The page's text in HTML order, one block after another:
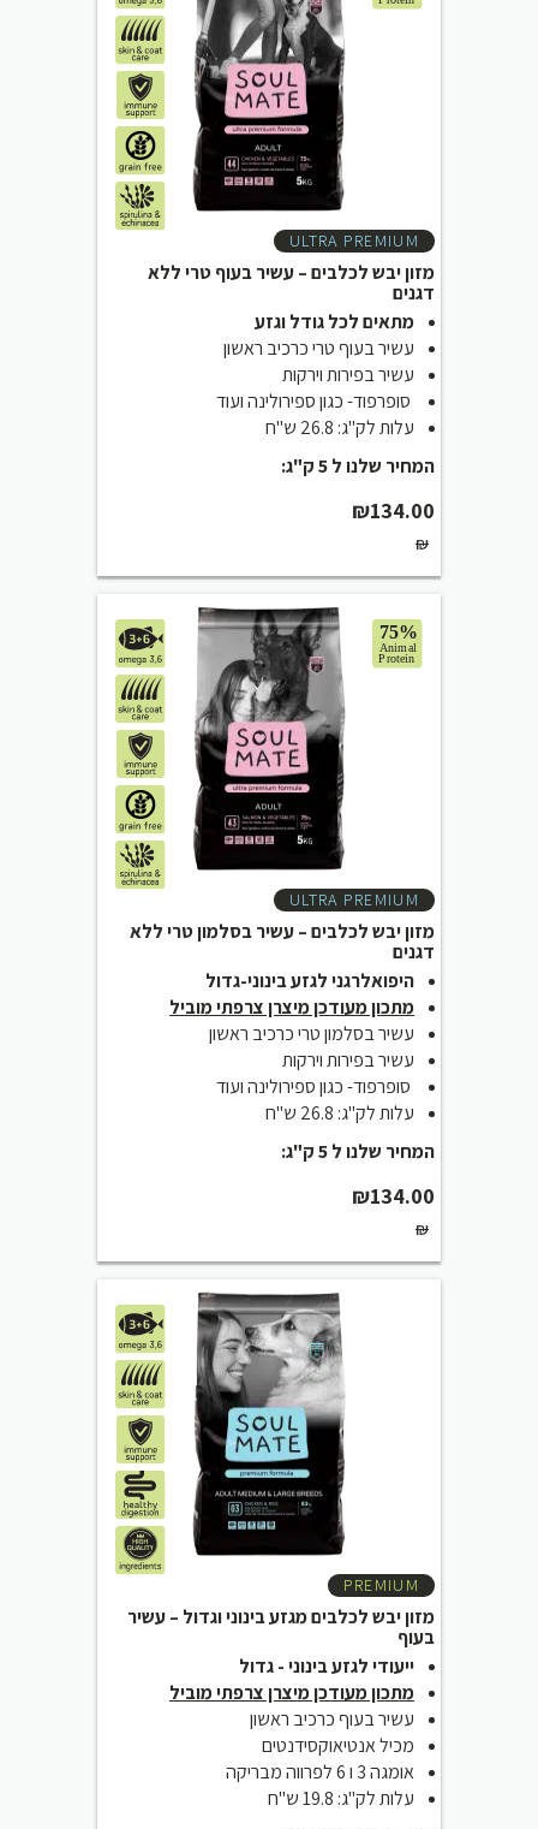
ULTRA PREMIUM
מזון יבש לכלבים – עשיר בעוף טרי ללא
דגנים
מתאים לכל גודל וגזע
עשיר בעוף טרי כרכיב ראשון
עשיר בפירות וירקות
סופרפוד- כגון ספירולינה ועוד
עלות לק"ג: 26.8 ש"ח
המחיר שלנו ל 5 ק"ג:
₪134.00
₪
ULTRA PREMIUM
מזון יבש לכלבים – עשיר בסלמון טרי ללא
דגנים
היפואלרגני לגזע בינוני-גדול
מתכון מעודכן מיצרן צרפתי מוביל
עשיר בסלמון טרי כרכיב ראשון
עשיר בפירות וירקות
סופרפוד- כגון ספירולינה ועוד
עלות לק"ג: 26.8 ש"ח
המחיר שלנו ל 5 ק"ג:
₪134.00
₪
PREMIUM
מזון יבש לכלבים מגזע בינוני וגדול – עשיר
בעוף
ייעודי לגזע בינוני - גדול
מתכון מעודכן מיצרן צרפתי מוביל
עשיר בעוף כרכיב ראשון
מכיל אנטיאוקסידנטים
אומגה 3 ו 6 לפרווה מבריקה
עלות לק"ג: 19.8 ש"ח